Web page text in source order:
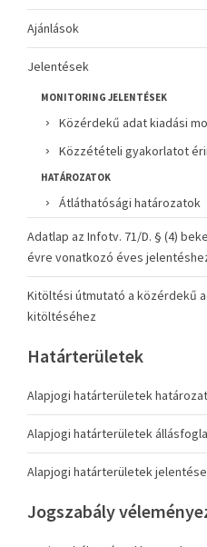
Ajánlások
Jelentések
MONITORING JELENTÉSEK
Közérdekű adat kiadási
Közzétételi gyakorlatot
HATÁROZATOK
Átláthatósági határozatok
Adatlap az Infotv. 71/D. § (4)
évre vonatkozó éves
Kitöltési útmutató a közérdekű
kitöltéséhez
Határterületek
Alapjogi határterületek
Alapjogi határterületek
Alapjogi határterületek
Jogszabály